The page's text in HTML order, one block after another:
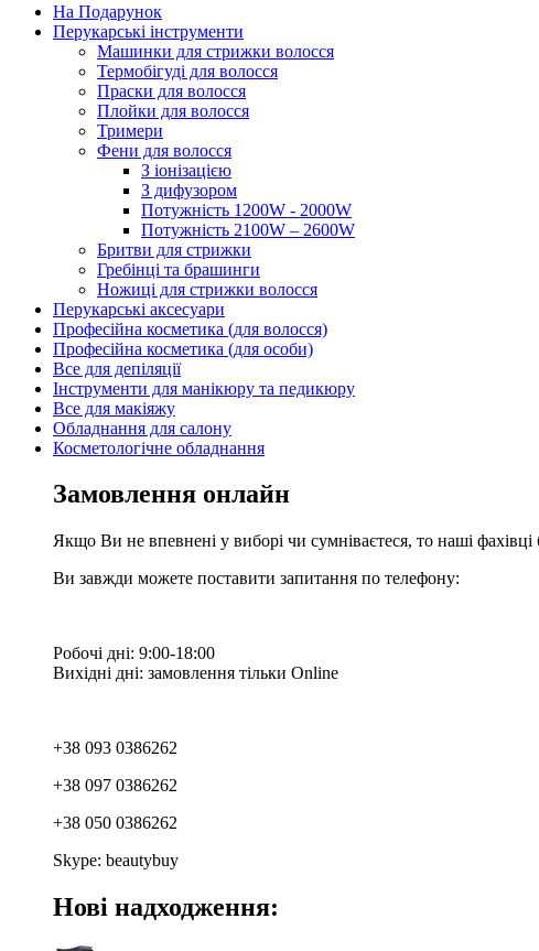
На Подарунок
Перукарські інструменти
Машинки для стрижки волосся
Термобігуді для волосся
Праски для волосся
Плойки для волосся
Тримери
Фени для волосся
З іонізацією
З дифузором
Потужність 1200W - 2000W
Потужність 2100W – 2600W
Бритви для стрижки
Гребінці та брашинги
Ножиці для стрижки волосся
Перукарські аксесуари
Професійна косметика (для волосся)
Професійна косметика (для особи)
Все для депіляції
Інструменти для манікюру та педикюру
Все для макіяжу
Обладнання для салону
Косметологічне обладнання
Замовлення онлайн
Якщо Ви не впевнені у виборі чи сумніваєтеся, то наші
Ви завжди можете поставити запитання по телефону:
Робочі дні: 9:00-18:00
Вихідні дні: замовлення тільки Online
+38 093 0386262
+38 097 0386262
+38 050 0386262
Skype: beautybuy
Нові надходження: